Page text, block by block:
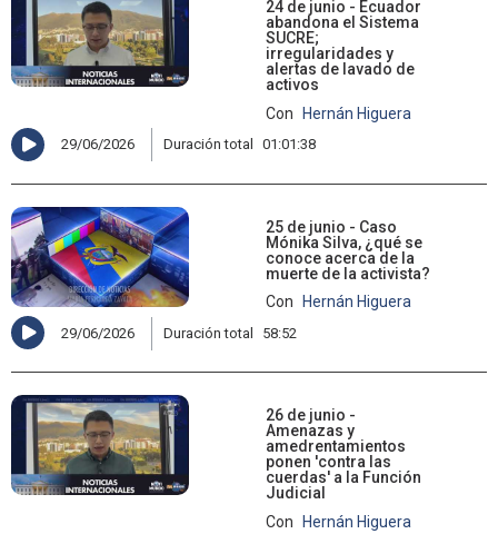
24 de junio - Ecuador
abandona el Sistema
SUCRE;
irregularidades y
alertas de lavado de
activos
Con
Hernán Higuera
29/06/2026 Duración total 01:01:38
25 de junio - Caso
Mónika Silva, ¿qué se
conoce acerca de la
muerte de la activista?
Con
Hernán Higuera
29/06/2026 Duración total 58:52
26 de junio -
Amenazas y
amedrentamientos
ponen 'contra las
cuerdas' a la Función
Judicial
Con
Hernán Higuera